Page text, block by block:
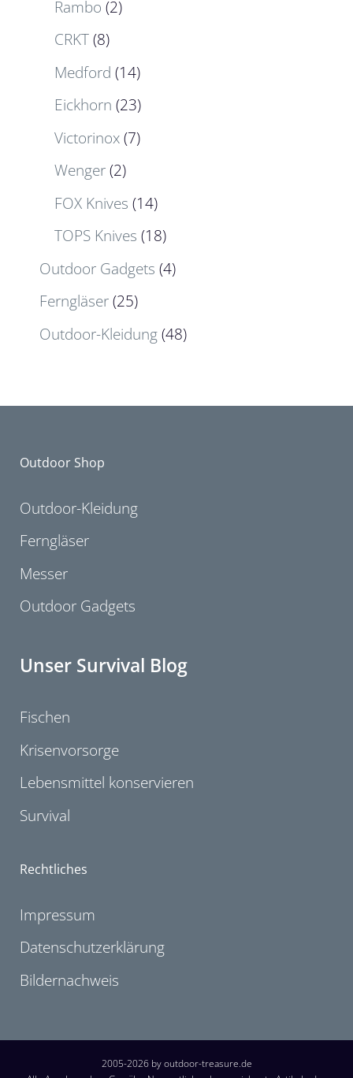
Rambo (2)
CRKT(8)
Medford (14)
Eickhorn (23)
Victorinox(7)
Wenger(2)
FOX Knives (14)
TOPS Knives (18)
Outdoor Gadgets (4)
Ferngläser(25)
Outdoor-Kleidung(48)
Outdoor Shop
Outdoor-Kleidung
Ferngläser
Messer
Outdoor Gadgets
Unser Survival Blog
Fischen
Krisenvorsorge
Lebensmittel konservieren
Survival
Rechtliches
Impressum
Datenschutzerklärung
Bildernachweis
2005-2026 by outdoor-treasure.de